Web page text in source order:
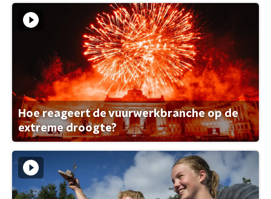
Hoe reageert de vuurwerkbranche op de
extreme droogte?